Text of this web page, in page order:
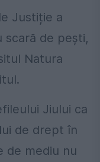
Justiție a
scară de pești,
Natura
Jiului ca
de drept în
de mediu nu